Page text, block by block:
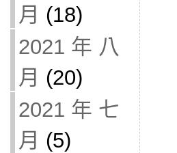
月 (18)
2021 年 八
月 (20)
2021 年 七
月 (5)